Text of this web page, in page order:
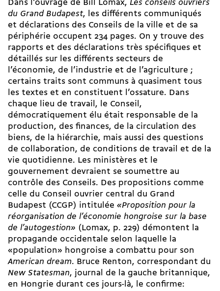
Dans l’ouvrage de Bill Lomax, Les conseils ouvriers
du Grand Budapest, les différents communiqués
et déclarations des Conseils de la ville et de sa
périphérie occupent 234 pages. On y trouve des
rapports et des déclarations très spécifiques et
détaillés sur les différents secteurs de
l’économie, de l’industrie et de l’agriculture ;
certains traits sont communs à quasiment tous
les textes et en constituent l’ossature. Dans
chaque lieu de travail, le Conseil,
démocratiquement élu était responsable de la
production, des finances, de la circulation des
biens, de la hiérarchie, mais aussi des questions
de collaboration, de conditions de travail et de la
vie quotidienne. Les ministères et le
gouvernement devraient se soumettre au
contrôle des Conseils. Des propositions comme
celle du Conseil ouvrier central du Grand
Budapest (CCGP) intitulée «Proposition pour la
réorganisation de l’économie hongroise sur la base
de l’autogestion» (Lomax, p. 229) démontent la
propagande occidentale selon laquelle la
«population» hongroise a combattu pour son
American dream. Bruce Renton, correspondant du
New Statesman, journal de la gauche britannique,
en Hongrie durant ces jours-là, le confirme: